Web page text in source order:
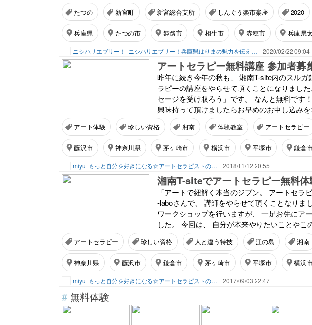
たつの 新宮町 新宮総合支所 しんぐう楽市楽座 2020
兵庫県 たつの市 姫路市 相生市 赤穂市 兵庫県
ニシハリエブリー！ ニシハリエブリー！兵庫県はりまの魅力を伝えるブログ【西播磨】 2020/02/22 09:04
アートセラピー無料講座 参加者募
昨年に続き今年の秋も、 湘南T-site内のスル
ラピーの講座をやらせて頂くことになりまし
セージを受け取ろう」です。 なんと無料です
興味持って頂けましたらお早めのお申し込み
アート体験 珍しい資格 湘南 体験教室 アートセラピー
藤沢市 神奈川県 茅ヶ崎市 横浜市 平塚市 鎌倉
miyu もっと自分を好きになる☆アートセラピストの体験教室「でぃんぷる湘南」 2018/11/12 20:55
「アートで紐解く本当のジブン。 アートセラ
-laboさんで、 講師をやらせて頂くことなりま
ワークショップを行いますが、 一足お先にア
した。 今回は、 自分が本来やりたいことやこ
アートセラピー 珍しい資格 人と違う特技 江の島 湘南
神奈川県 藤沢市 鎌倉市 茅ヶ崎市 平塚市 横浜
miyu もっと自分を好きになる☆アートセラピストの体験教室「でぃんぷる湘南」 2017/09/03 22:47
# 無料体験